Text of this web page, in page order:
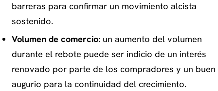
barreras para confirmar un movimiento alcista
sostenido.
Volumen de comercio:un aumento del volumen
durante el rebote puede ser indicio de un interés
renovado por parte de los compradores y un buen
augurio para la continuidad del crecimiento.